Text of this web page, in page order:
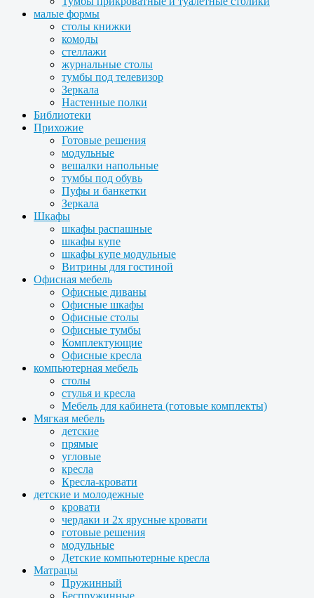
малые формы
столы книжки
комоды
стеллажи
журнальные столы
тумбы под телевизор
Зеркала
Настенные полки
Библиотеки
Прихожие
Готовые решения
модульные
вешалки напольные
тумбы под обувь
Пуфы и банкетки
Зеркала
Шкафы
шкафы распашные
шкафы купе
шкафы купе модульные
Витрины для гостиной
Офисная мебель
Офисные диваны
Офисные шкафы
Офисные столы
Офисные тумбы
Комплектующие
Офисные кресла
компьютерная мебель
столы
стулья и кресла
Мебель для кабинета (готовые комплекты)
Мягкая мебель
детские
прямые
угловые
кресла
Кресла-кровати
детские и молодежные
кровати
чердаки и 2х ярусные кровати
готовые решения
модульные
Детские компьютерные кресла
Матрацы
Пружинный